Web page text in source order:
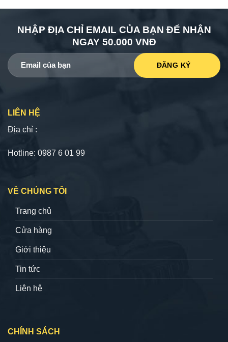
NHẬP ĐỊA CHỈ EMAIL CỦA BẠN ĐỂ NHẬN
NGAY 50.000 VNĐ
LIÊN HỆ
Địa chỉ :
Hotline: 0987 6 01 99
VỀ CHÚNG TÔI
Trang chủ
Cửa hàng
Giới thiệu
Tin tức
Liên hệ
CHÍNH SÁCH